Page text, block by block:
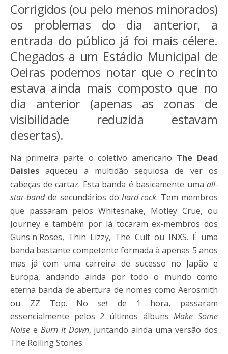
Corrigidos (ou pelo menos minorados)
os problemas do dia anterior, a
entrada do público já foi mais célere.
Chegados a um Estádio Municipal de
Oeiras podemos notar que o recinto
estava ainda mais composto que no
dia anterior (apenas as zonas de
visibilidade reduzida estavam
desertas).
Na primeira parte o coletivo americano The Dead
Daisies aqueceu a multidão sequiosa de ver os
cabeças de cartaz. Esta banda é basicamente uma all-
star-bandde secundários dohard-rock. Tem membros
que passaram pelos Whitesnake, Mötley Crüe, ou
Journey e também por lá tocaram ex-membros dos
Guns'n'Roses, Thin Lizzy, The Cult ou INXS. É uma
banda bastante competente formada à apenas 5 anos
mas já com uma carreira de sucesso no Japão e
Europa, andando ainda por todo o mundo como
eterna banda de abertura de nomes como Aerosmith
ou ZZ Top. No setde 1 hora, passaram
essencialmente pelos 2 últimos álbunsMake Some
Noise e Burn It Down, juntando ainda uma versão dos
The Rolling Stones.